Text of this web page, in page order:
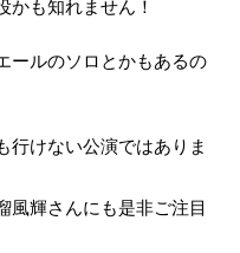
かも知れません！
ールのソロとかもあるの
行けない公演ではありま
風輝さんにも是非ご注目